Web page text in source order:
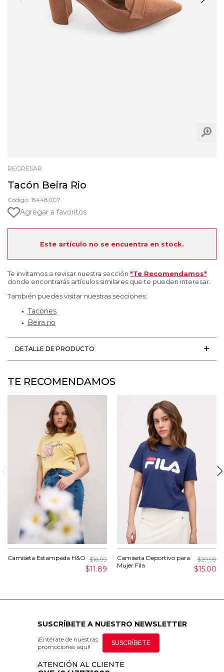
REGRESAR
Tacón Beira Rio
Código: 15448007
Agregar a favoritos
Este artículo no se encuentra en stock.
Te invitamos a revisar nuestra sección "Te Recomendamos"
donde encontrarás artículos similares que te pueden interesar.
También puedes visitar nuestras secciones:
Tacones
Beira rio
DETALLE DE PRODUCTO
TE RECOMENDAMOS
Camiseta Estampada H&O $16.99
$11.89
Camiseta Deportivo para
Mujer Fila
$29.99
$15.00
SUSCRÍBETE A NUESTRO NEWSLETTER
¡Entérate de nuestras
promociones aquí!
SUSCRÍBETE
ATENCIÓN AL CLIENTE